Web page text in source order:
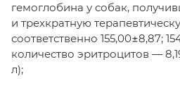
гемоглобина у собак,
и трехкратную
соответственно 155,00±8,87;
количество эритроцитов —
л);